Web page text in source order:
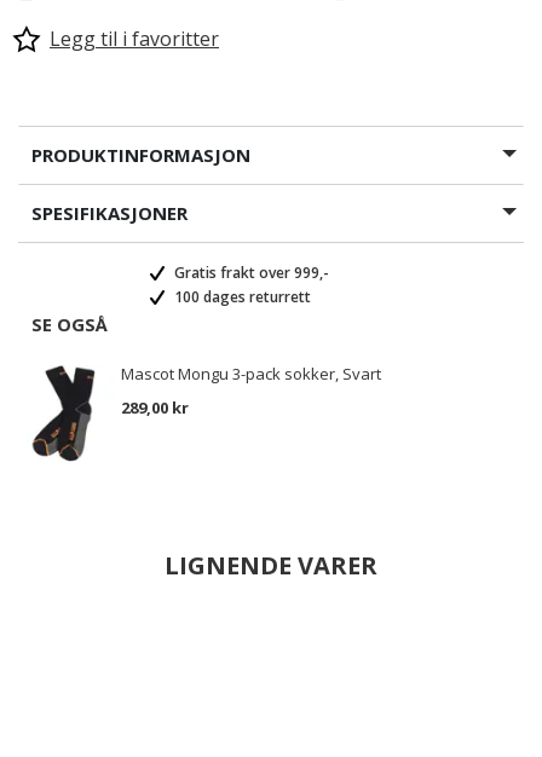
Legg til i favoritter
PRODUKTINFORMASJON
SPESIFIKASJONER
Gratis frakt over 999,-
100 dages returrett
SE OGSÅ
Mascot Mongu 3-pack sokker, Svart
289,00 kr
LIGNENDE VARER